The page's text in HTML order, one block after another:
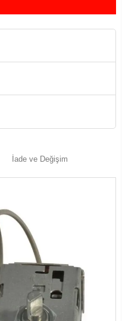
İade ve Değişim